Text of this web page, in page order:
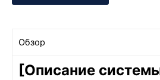
Обзор
[Описание